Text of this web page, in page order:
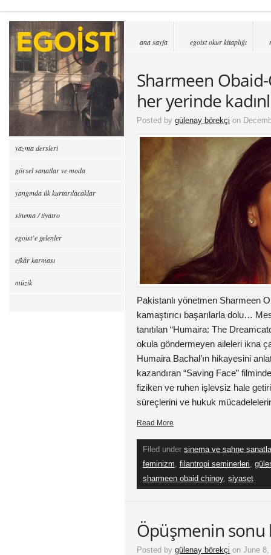
ana sayfa egoist okur kitaplığı
Sharmeen Obaid-
her yerinde
Posted by gülenay börekçi on
Pakistanlı yönetmen Sharmeen
kamaştırıcı başarılarla dolu…
tanıtılan “Humaira: The
okula göndermeyen aileleri ikna
Humaira Bachal’ın hikayesini
kazandıran “Saving Face”
fiziken ve ruhen işlevsiz hale
süreçlerini ve hukuk
Read More
Filed under sinema ve sahne
feminizm, filantropi seminerleri,
sharmeen obaid chinoy, siyaset
Öpüşmenin
Posted by gülenay börekçi on June
yazma dersleri
görsel sanatlar ve moda
yangında ilk kurtarılacaklar
sinema / tiyatro
egoist’e gelenler
efkâr karması
müzik